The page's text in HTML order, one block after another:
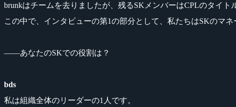
brunkはチームを去りましたが、残るSKメンバーはCPLのタイ
この中で、インタビューの第1の部分として、私たちはSKのマネ
――あなたのSKでの役割は？
bds
私は組織全体のリーダーの1人です。